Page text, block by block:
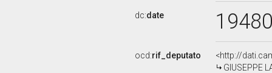
dc:date
ocd:rif_deputato
<http://
GIUSEPPE